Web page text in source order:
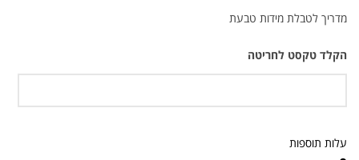
היה:
הוא:
מדריך לטבלת מידות טבעת
הקלד טקסט לחריטה
עלות תוספות